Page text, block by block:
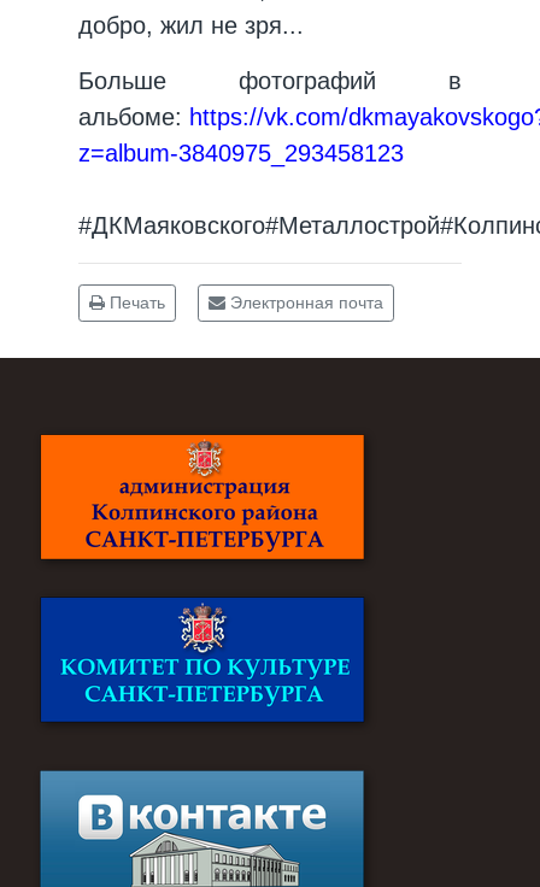
добро, жил не зря...
Больше фотографий в
альбоме: https://vk.com/
z=album-3840975_293458123
#ДКМаяковского#Металлострой
Печать Электронная почта